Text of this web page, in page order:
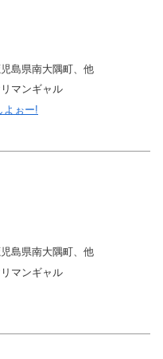
児島県南大隅町、他
マンギャル
よぉー!
島県南大隅町、他
マンギャル